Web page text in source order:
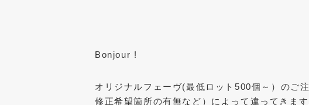
Bonjour !
オリジナルフェーヴ(最低ロット500個～）のご
修正希望箇所の有無など）によって違ってきます